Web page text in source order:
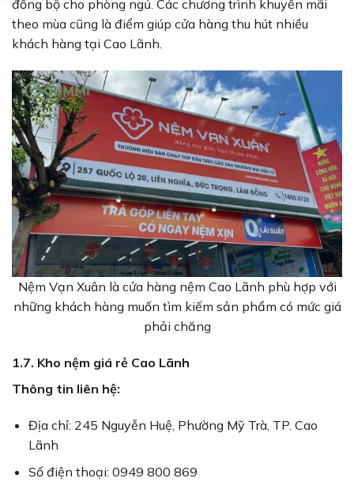
đồng bộ cho phòng ngủ. Các chương trình khuyến mãi
theo mùa cũng là điểm giúp cửa hàng thu hút nhiều
khách hàng tại Cao Lãnh.
Nệm Vạn Xuân là cửa hàng nệm Cao Lãnh phù hợp với
những khách hàng muốn tìm kiếm sản phẩm có mức giá
phải chăng
1.7. Kho nệm giá rẻ Cao Lãnh
Thông tin liên hệ:
Địa chỉ: 245 Nguyễn Huệ, Phường Mỹ Trà, TP. Cao
Lãnh
Số điện thoại: 0949 800 869